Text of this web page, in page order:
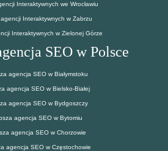
Interaktywnych we Wrocławiu
Interaktywnych w Zabrzu
Interaktywnych w Zielonej Górze
SEO w Polsce
agencja SEO w Białymstoku
agencja SEO w Bielsko-Białej
agencja SEO w Bydgoszczy
agencja SEO w Bytomiu
agencja SEO w Chorzowie
agencja SEO w Częstochowie